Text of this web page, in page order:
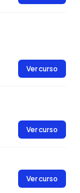
Ver curso
Ver curso
Ver curso